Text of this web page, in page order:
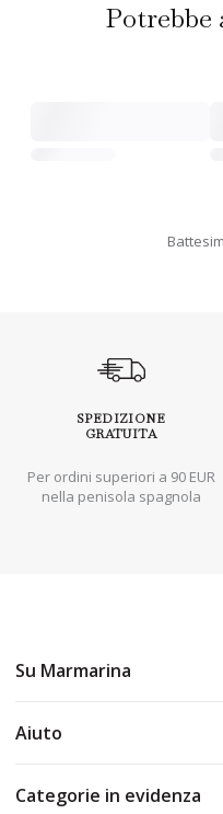
Potrebbe
SPEDIZIONE
GRATUITA
Per ordini superiori a 90 EUR
nella penisola spagnola
Su Marmarina
Aiuto
Categorie in evidenza